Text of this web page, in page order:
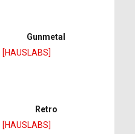
Gunmetal
[HAUSLABS]
Retro
[HAUSLABS]